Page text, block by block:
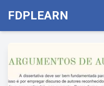
FDPLEARN